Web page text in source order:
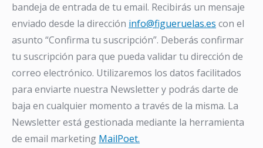
bandeja de entrada de tu email. Recibirás un mensaje
enviado desde la dirección info@figueruelas.es con el
asunto “Confirma tu suscripción”. Deberás confirmar
tu suscripción para que pueda validar tu dirección de
correo electrónico. Utilizaremos los datos facilitados
para enviarte nuestra Newsletter y podrás darte de
baja en cualquier momento a través de la misma. La
Newsletter está gestionada mediante la herramienta
de email marketing MailPoet.